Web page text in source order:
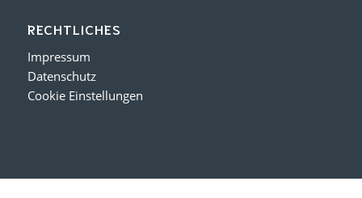
RECHTLICHES
Impressum
Datenschutz
Cookie Einstellungen